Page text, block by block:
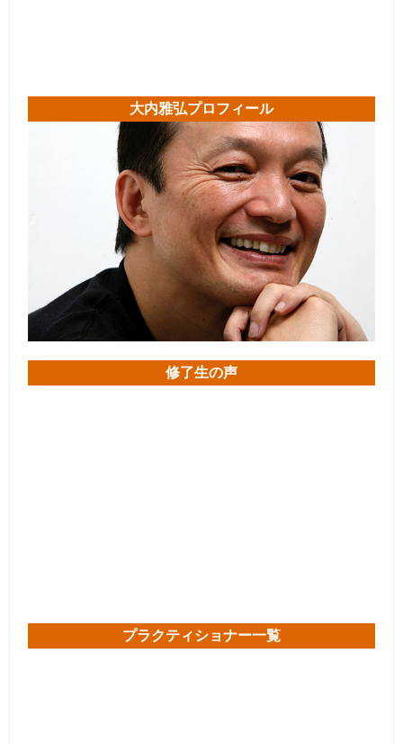
大内雅弘プロフィール
修了生の声
プラクティショナー一覧